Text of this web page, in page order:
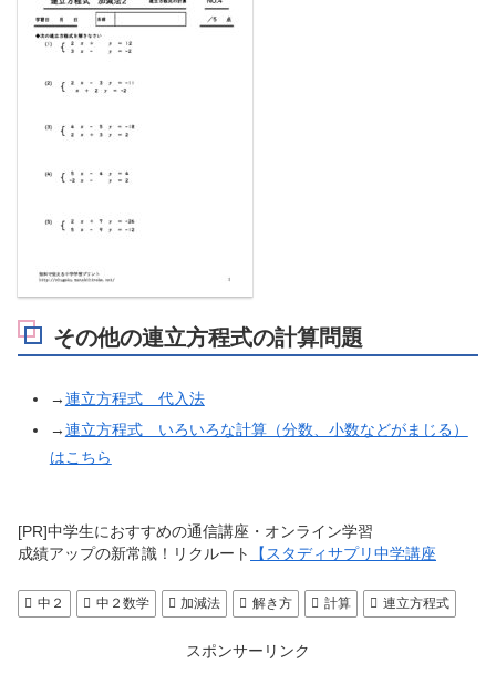
その他の連立方程式の計算問題
→連立方程式 代入法
→連立方程式 いろいろな計算（分数、小数などがまじる）
はこちら
[PR]中学生におすすめの通信講座・オンライン学習
成績アップの新常識！リクルート
【スタディサプリ中学講座
中２ 中２数学 加減法 解き方 計算 連立方程式
スポンサーリンク